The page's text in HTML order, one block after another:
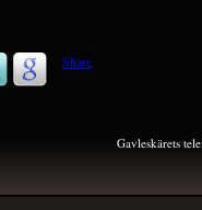
Share
Gavleskärets